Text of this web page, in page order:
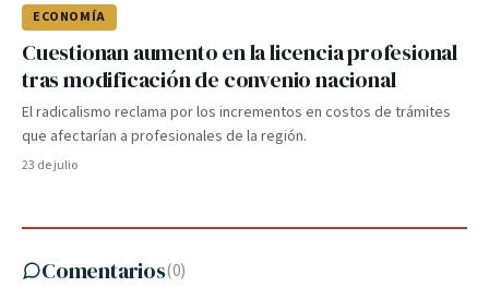
ECONOMÍA
Cuestionan aumento en la licencia profesional
tras modificación de convenio nacional
El radicalismo reclama por los incrementos en costos de trámites
que afectarían a profesionales de la región.
23 de julio
Comentarios(0)